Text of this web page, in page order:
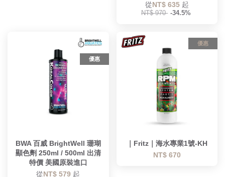
從NT$ 635 起
NT$ 970 -34.5%
優惠
BWA 百威 BrightWell 珊瑚
顯色劑 250ml / 500ml 出清
特價 美國原裝進口
從NT$ 579 起
優惠
｜Fritz｜海水專業1號-KH
NT$ 670